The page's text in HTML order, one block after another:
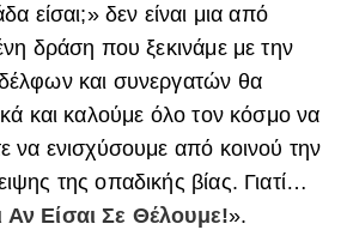
είσαι;» δεν είναι μια από
δράση που ξεκινάμε με την
και συνεργατών θα
και καλούμε όλο τον κόσμο να
να ενισχύσουμε από κοινού την
της οπαδικής βίας. Γιατί…
Είσαι Σε Θέλουμε!».